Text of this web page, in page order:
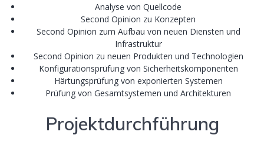
Analyse von Quellcode
Second Opinion zu Konzepten
Second Opinion zum Aufbau von neuen Diensten und
Infrastruktur
Second Opinion zu neuen Produkten und Technologien
Konfigurationsprüfung von Sicherheitskomponenten
Härtungsprüfung von exponierten Systemen
Prüfung von Gesamtsystemen und Architekturen
Projektdurchführung